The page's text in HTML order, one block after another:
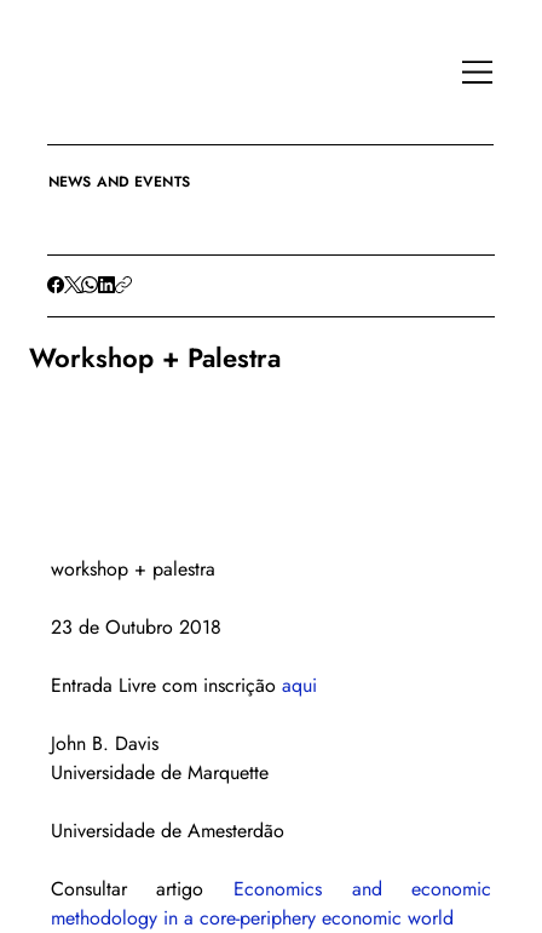
NEWS AND EVENTS
Workshop + Palestra
workshop + palestra
23 de Outubro 2018
Entrada Livre com inscrição aqui
John B. Davis
Universidade de Marquette
Universidade de Amesterdão
Consultar artigo Economics and economic
methodology in a core-periphery economic world